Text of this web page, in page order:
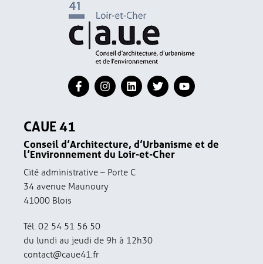
CAUE 41
Conseil d’Architecture, d’Urbanisme et de
l’Environnement du Loir-et-Cher
Cité administrative – Porte C
34 avenue Maunoury
41000 Blois
Tél. 02 54 51 56 50
du lundi au jeudi de 9h à 12h30
contact@caue41.fr